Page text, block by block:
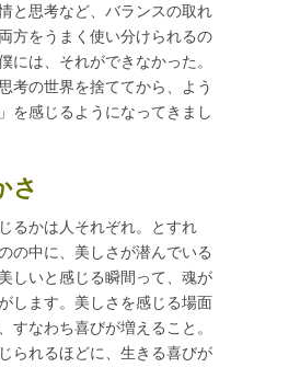
と思考など、バランスの取れ
方をうまく使い分けられるの
には、それができなかった。
考の世界を捨ててから、よう
を感じるようになってきまし
さ
るかは人それぞれ。とすれ
の中に、美しさが潜んでいる
しいと感じる瞬間って、魂が
します。美しさを感じる場面
すなわち喜びが増えること。
られるほどに、生きる喜びが